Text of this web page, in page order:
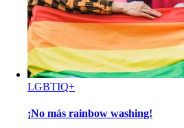
LGBTIQ+
¡No más rainbow washing!